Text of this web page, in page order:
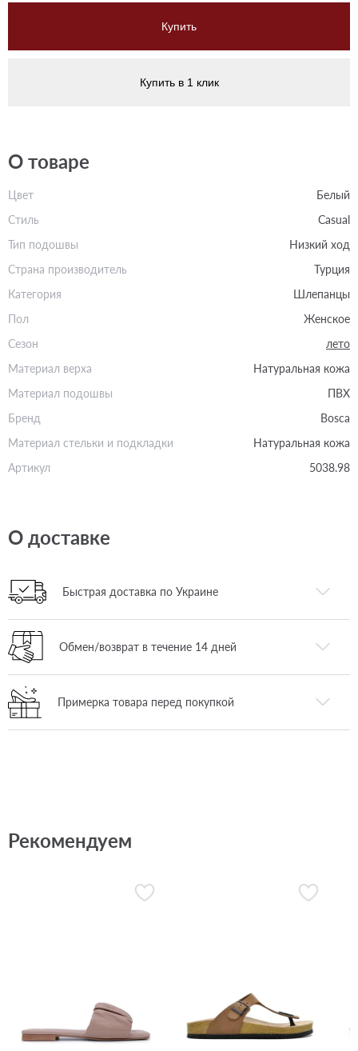
Купить
Купить в 1 клик
О товаре
Цвет
Белый
Стиль
Casual
Тип подошвы
Низкий ход
Страна производитель
Турция
Категория
Шлепанцы
Пол
Женское
Сезон
лето
Материал верха
Натуральная кожа
Материал подошвы
ПВХ
Бренд
Bosca
Материал стельки и подкладки
Натуральная кожа
Артикул
5038.98
О доставке
Быстрая доставка по Украине
Обмен/возврат в течение 14 дней
Примерка товара перед покупкой
Рекомендуем